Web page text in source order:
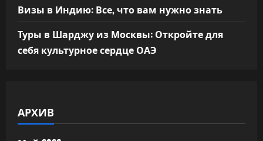
Визы в Индию: Все, что вам нужно знать
Туры в Шарджу из Москвы: Откройте для
себя культурное сердце ОАЭ
АРХИВ